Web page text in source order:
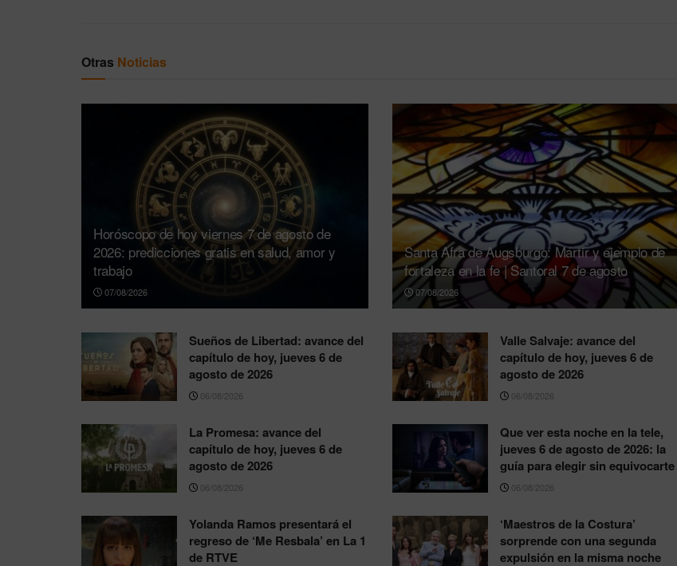
Otras Noticias
Horóscopo de hoy viernes 7 de agosto de
2026: predicciones gratis en salud, amor y
trabajo
07/08/2026
Santa Afra de Augsburgo: Mártir y ejemplo de
fortaleza en la fe | Santoral 7 de agosto
07/08/2026
Sueños de Libertad: avance del
capítulo de hoy, jueves 6 de
agosto de 2026
06/08/2026
Valle Salvaje: avance del
capítulo de hoy, jueves 6 de
agosto de 2026
06/08/2026
La Promesa: avance del
capítulo de hoy, jueves 6 de
agosto de 2026
06/08/2026
Que ver esta noche en la tele,
jueves 6 de agosto de 2026: la
guía para elegir sin equivocarte
06/08/2026
Yolanda Ramos presentará el
regreso de ‘Me Resbala’ en La 1
de RTVE
‘Maestros de la Costura’
sorprende con una segunda
expulsión en la misma noche